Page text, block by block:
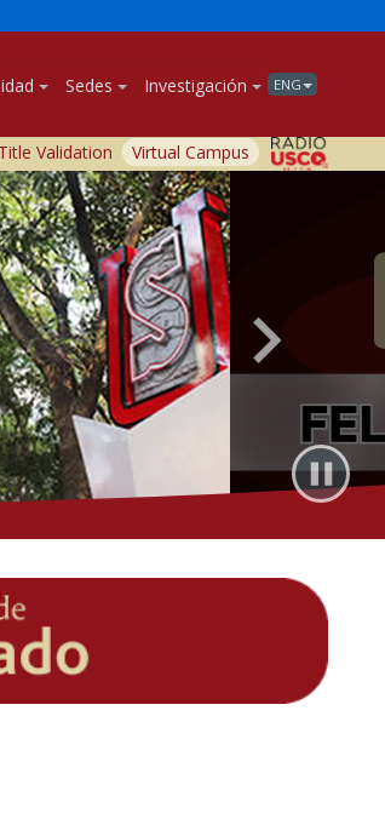
Sedes Investigación ENG
Title Validation Virtual Campus